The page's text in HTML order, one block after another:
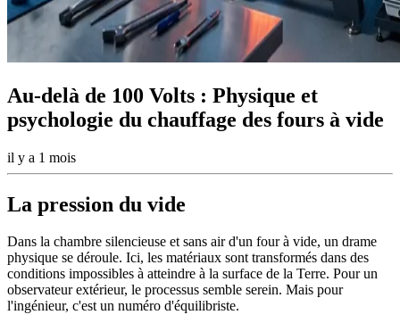
Au-delà de 100 Volts : Physique et
psychologie du chauffage des fours à vide
il y a 1 mois
La pression du vide
Dans la chambre silencieuse et sans air d'un four à vide, un drame
physique se déroule. Ici, les matériaux sont transformés dans des
conditions impossibles à atteindre à la surface de la Terre. Pour un
observateur extérieur, le processus semble serein. Mais pour
l'ingénieur, c'est un numéro d'équilibriste.